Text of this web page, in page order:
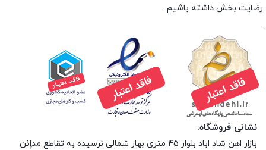
رضایت بخش داشته باشیم .
.
نشانی فروشگاه:
بازار اهن شاد اباد بلوار 45 متری بهار شمالی نرسیده به تقاطع مداِِئن